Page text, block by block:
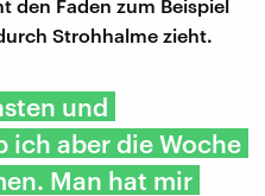
den Faden zum Beispiel
Strohhalme zieht.
und
ich aber die Woche
Man hat mir